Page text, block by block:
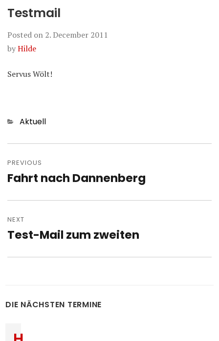
Testmail
Posted on 2. December 2011
byHilde
Servus Wölt!
Categories
Aktuell
navigation
PREVIOUS
Previous
Fahrt nach Dannenberg
NEXT
Next
Test-Mail zum zweiten
DIE NÄCHSTEN TERMINE